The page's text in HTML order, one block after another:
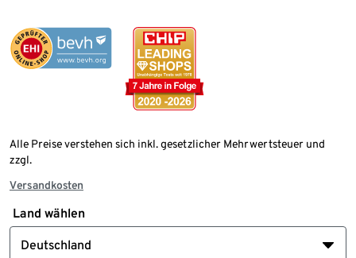
Alle Preise verstehen sich inkl. gesetzlicher Mehrwertsteuer und
zzgl.
Versandkosten
Land wählen
Deutschland